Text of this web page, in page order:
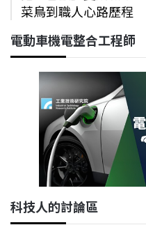
菜鳥到職人心路歷程
電動車機電整合工程師
科技人的討論區